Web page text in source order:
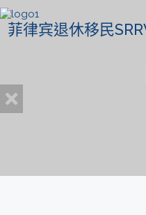
菲律宾退休移民